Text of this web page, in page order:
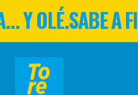
Y OLÉ.SABE A